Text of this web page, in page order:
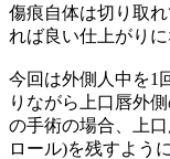
傷痕自体は切り取
れば良い仕上がり
今回は外側人中を1
りながら上口唇外
の手術の場合、上
ロール)を残すよう